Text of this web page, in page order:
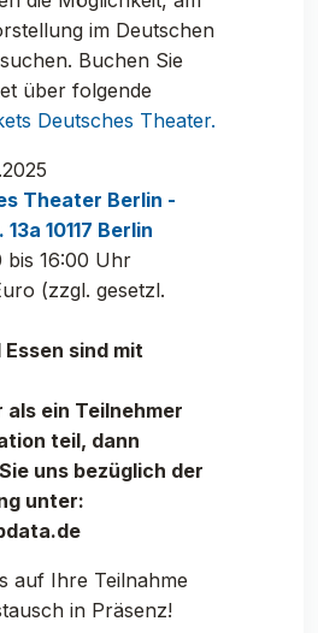
im Deutschen
Buchen Sie
über folgende
Deutsches Theater.
Theater Berlin -
10117 Berlin
bis 16:00 Uhr
(zzgl. gesetzl.
sind mit
als ein Teilnehmer
teil, dann
uns bezüglich der
unter:
auf Ihre Teilnahme
in Präsenz!